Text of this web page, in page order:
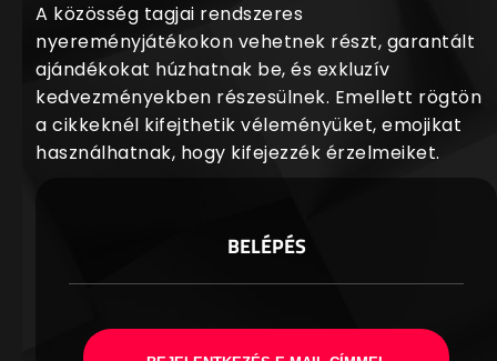
A közösség tagjai rendszeres
nyereményjátékokon vehetnek részt, garantált
ajándékokat húzhatnak be, és exkluzív
kedvezményekben részesülnek. Emellett rögtön
a cikkeknél kifejthetik véleményüket, emojikat
használhatnak, hogy kifejezzék érzelmeiket.
BELÉPÉS